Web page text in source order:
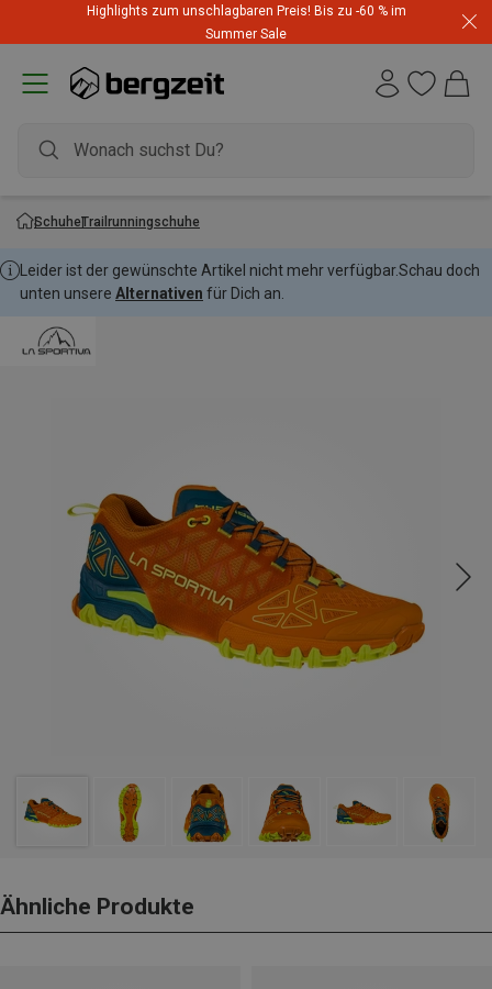
Highlights zum unschlagbaren Preis! Bis zu -60 % im
Summer Sale
SchuheTrailrunningschuhe
Leider ist der gewünschte Artikel nicht mehr verfügbar.Schau doch
unten unsere Alternativen für Dich an.
Ähnliche Produkte